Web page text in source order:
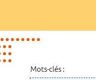
Mots-clés :